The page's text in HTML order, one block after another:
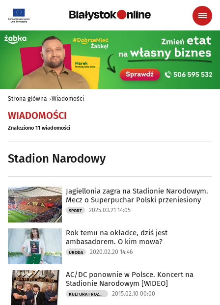
Strona główna Wiadomości
WIADOMOŚCI
Znaleziono 11 wiadomości
Stadion Narodowy
Jagiellonia zagra na Stadionie Narodowym.
Mecz o Superpuchar Polski przeniesiony
SPORT 2025.03.21 14:05
Rok temu na okładce, dziś jest
ambasadorem. O kim mowa?
URODA 2020.02.20 14:46
AC/DC ponownie w Polsce. Koncert na
Stadionie Narodowym [WIDEO]
KULTURA I ROZRYWKA 2015.02.10 00:00